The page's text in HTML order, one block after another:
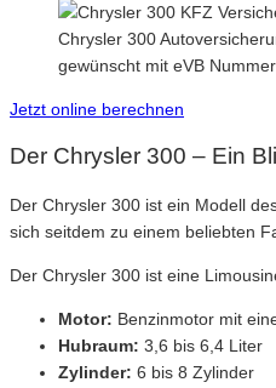
Chrysler 300
gewünscht mit eVB
Jetzt online berechnen
Der Chrysler 300 – Ein
Der Chrysler 300 ist ein Modell
sich seitdem zu einem beliebten
Der Chrysler 300 ist eine
Motor: Benzinmotor mit
Hubraum: 3,6 bis 6,4 Liter
Zylinder: 6 bis 8 Zylinder